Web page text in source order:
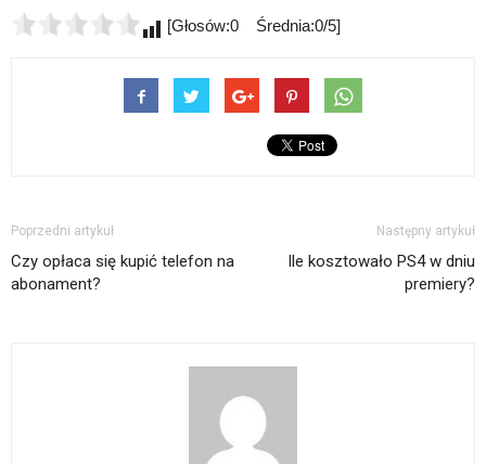
[Głosów:0 Średnia:0/5]
Poprzedni artykuł
Czy opłaca się kupić telefon na
abonament?
Następny artykuł
Ile kosztowało PS4 w dniu
premiery?